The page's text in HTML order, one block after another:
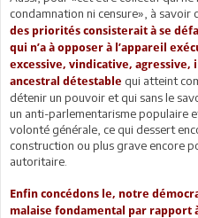
condamnation ni censure», à savoir
des priorités consisterait à se
qui n’a à opposer à l’appareil
excessive, vindicative,
ancestral détestable qui atteint
détenir un pouvoir et qui sans le
un anti-parlementarisme populaire
volonté générale, ce qui dessert
construction ou plus grave encore
autoritaire.
Enfin concédons le, notre
malaise fondamental par rapport